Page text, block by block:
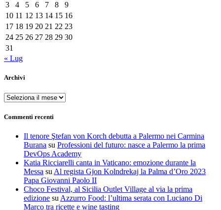
3
4 5 6 7 8
9
10 11 12 13 14 15 16
17 18 19 20 21 22 23
24 25 26 27 28 29 30
31
« Lug
Archivi
Archivi
Commenti recenti
Il tenore Ştefan von Korch debutta a Palermo nei Carmina
Burana su Professioni del futuro: nasce a Palermo la prima
DevOps Academy
Katia Ricciarelli canta in Vaticano: emozione durante la
Messa su Al regista Gjon Kolndrekaj la Palma d’Oro 2023
Papa Giovanni Paolo II
Choco Festival, al Sicilia Outlet Village al via la prima
edizione su Azzurro Food: l’ultima serata con Luciano Di
Marco tra ricette e wine tasting